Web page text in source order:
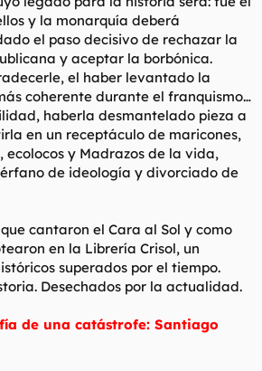
y la monarquía deberá
el paso decisivo de rechazar la
y aceptar la borbónica.
el haber levantado la
coherente durante el franquismo…
haberla desmantelado pieza a
en un receptáculo de maricones,
ecolocos y Madrazos de la vida,
de ideología y divorciado de
cantaron el Cara al Sol y como
en la Librería Crisol, un
superados por el tiempo.
Desechados por la actualidad.
de una catástrofe: Santiago